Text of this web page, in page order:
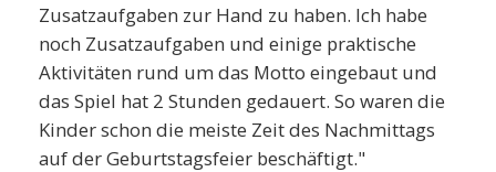
Zusatzaufgaben zur Hand zu haben. Ich habe
noch Zusatzaufgaben und einige praktische
Aktivitäten rund um das Motto eingebaut und
das Spiel hat 2 Stunden gedauert. So waren die
Kinder schon die meiste Zeit des Nachmittags
auf der Geburtstagsfeier beschäftigt."